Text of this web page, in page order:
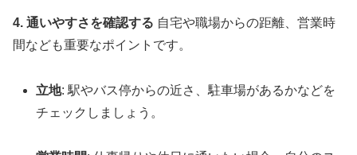
4. 通いやすさを確認する 自宅や職場からの距離、営業時
間なども重要なポイントです。
立地: 駅やバス停からの近さ、駐車場があるかなどを
チェックしましょう。